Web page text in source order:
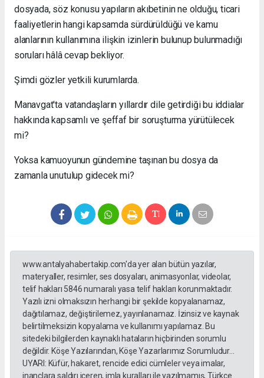
dosyada, söz konusu yapıların akıbetinin ne olduğu, ticari
faaliyetlerin hangi kapsamda sürdürüldüğü ve kamu
alanlarının kullanımına ilişkin izinlerin bulunup bulunmadığı
soruları hâlâ cevap bekliyor.
Şimdi gözler yetkili kurumlarda.
Manavgat'ta vatandaşların yıllardır dile getirdiği bu iddialar
hakkında kapsamlı ve şeffaf bir soruşturma yürütülecek
mi?
Yoksa kamuoyunun gündemine taşınan bu dosya da
zamanla unutulup gidecek mi?
www.antalyahabertakip.com'da yer alan bütün yazılar,
materyaller, resimler, ses dosyaları, animasyonlar, videolar,
telif hakları 5846 numaralı yasa telif hakları korunmaktadır.
Yazılı izni olmaksızın herhangi bir şekilde kopyalanamaz,
dağıtılamaz, değiştirilemez, yayınlanamaz. İzinsiz ve kaynak
belirtilmeksizin kopyalama ve kullanımı yapılamaz. Bu
sitedeki bilgilerden kaynaklı hataların hiçbirinden sorumlu
değildir. Köşe Yazılarından, Köşe Yazarlarımız Sorumludur...
UYARI: Küfür, hakaret, rencide edici cümleler veya imalar,
inançlara saldırı içeren, imla kuralları ile yazılmamış, Türkçe